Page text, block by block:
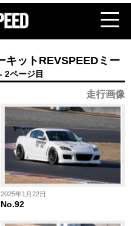
キットREVSPEEDミー
- 2ページ目
走行画像
2025年1月22日
No.92